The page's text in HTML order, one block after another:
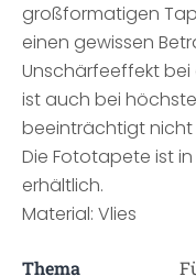
großformatigen
einen gewissen
Unschärfeeffekt
ist auch bei
beeinträchtigt nicht
Die Fototapete ist
erhältlich.
Material: Vlies
Thema